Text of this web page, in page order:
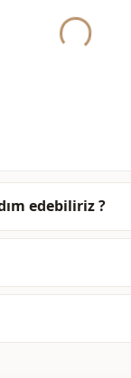
edebiliriz ?